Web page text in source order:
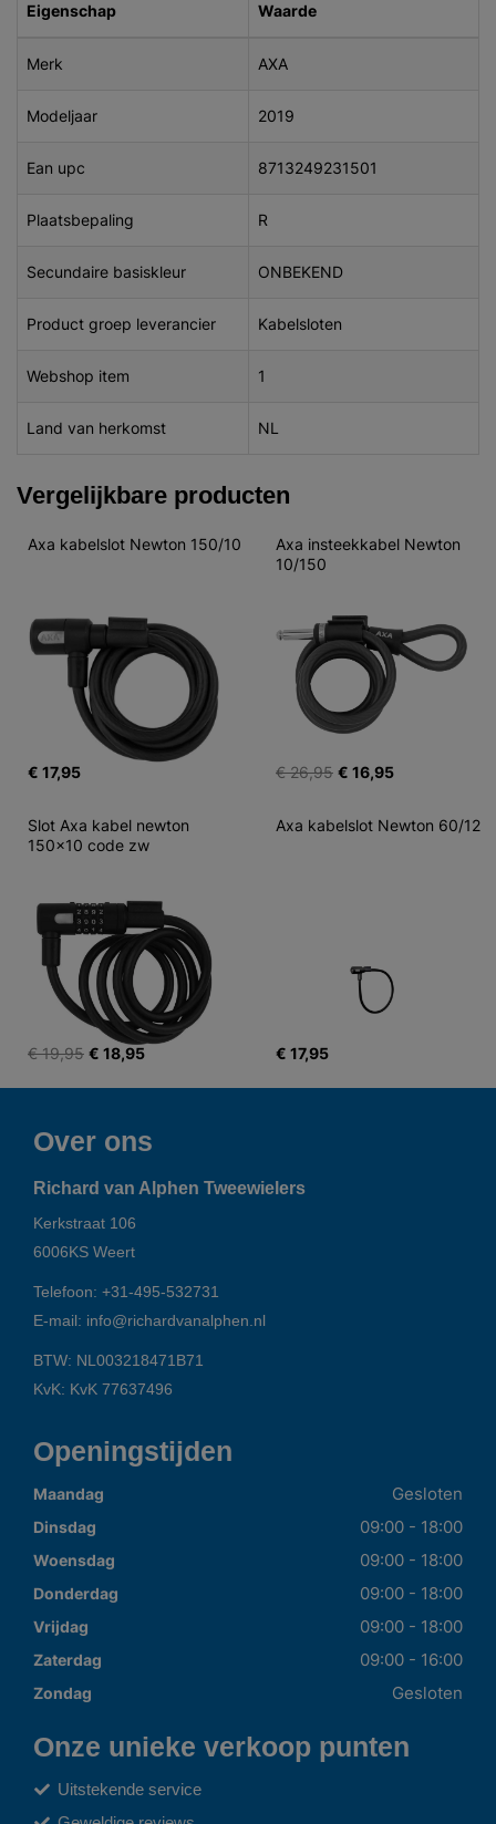
Eigenschap Waarde
Merk AXA
Modeljaar 2019
Ean upc 8713249231501
Plaatsbepaling R
Secundaire basiskleur ONBEKEND
Product groep leverancier Kabelsloten
Webshop item 1
Land van herkomst NL
Vergelijkbare producten
Axa kabelslot Newton 150/10
€ 17,95
Axa insteekkabel Newton
10/150
€ 26,95 € 16,95
Slot Axa kabel newton
150x10 code zw
€ 19,95 € 18,95
Axa kabelslot Newton 60/12
€ 17,95
Over ons
Richard van Alphen Tweewielers
Kerkstraat 106
6006KS Weert
Telefoon: +31-495-532731
E-mail: info@richardvanalphen.nl
BTW: NL003218471B71
KvK: KvK 77637496
Openingstijden
Maandag Gesloten
Dinsdag 09:00 - 18:00
Woensdag 09:00 - 18:00
Donderdag 09:00 - 18:00
Vrijdag 09:00 - 18:00
Zaterdag 09:00 - 16:00
Zondag Gesloten
Onze unieke verkoop punten
Uitstekende service